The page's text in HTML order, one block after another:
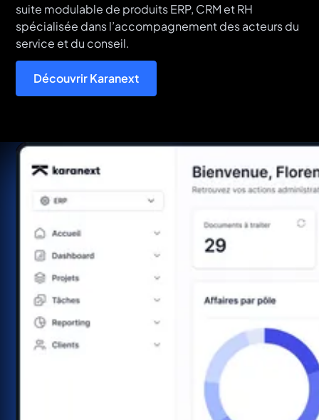
suite modulable de produits ERP, CRM et RH
spécialisée dans l’accompagnement des acteurs du
service et du conseil.
Découvrir Karanext